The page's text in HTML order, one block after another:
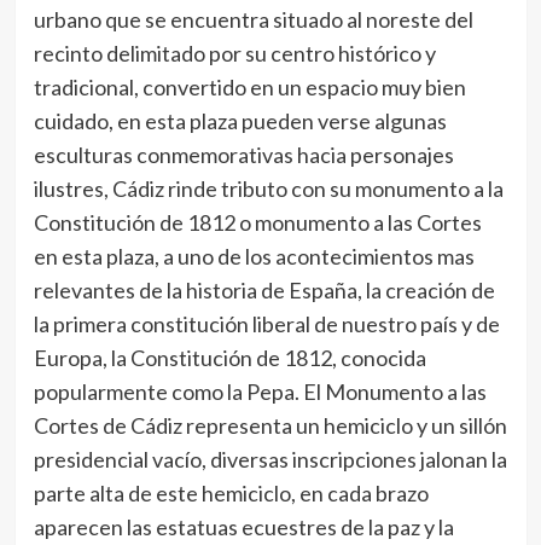
urbano que se encuentra situado al noreste del
recinto delimitado por su centro histórico y
tradicional, convertido en un espacio muy bien
cuidado, en esta plaza pueden verse algunas
esculturas conmemorativas hacia personajes
ilustres, Cádiz rinde tributo con su monumento a la
Constitución de 1812 o monumento a las Cortes
en esta plaza, a uno de los acontecimientos mas
relevantes de la historia de España, la creación de
la primera constitución liberal de nuestro país y de
Europa, la Constitución de 1812, conocida
popularmente como la Pepa. El Monumento a las
Cortes de Cádiz representa un hemiciclo y un sillón
presidencial vacío, diversas inscripciones jalonan la
parte alta de este hemiciclo, en cada brazo
aparecen las estatuas ecuestres de la paz y la